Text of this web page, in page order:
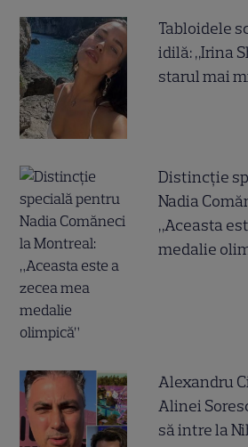
Tabloidele
idilă: „Irina
starul mai
Distincție
Nadia
„Aceasta
medalie
Alexandru
Alinei
să intre la